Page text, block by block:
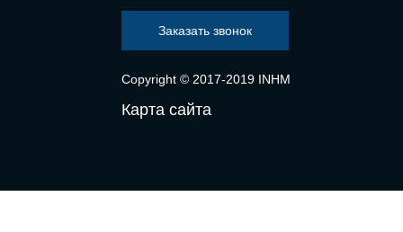
Заказать звонок
Copyright © 2017-2019 INHM
Карта сайта